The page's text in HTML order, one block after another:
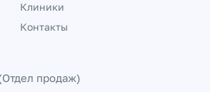
Клиники
Контакты
продаж)